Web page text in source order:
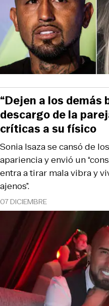
07 DICIEMBRE
Sonia Isaza se cansó de
apariencia y envió un
entra a tirar mala vibra y
ajenos”.
“Dejen a los demás
descargo de la
críticas a su físico